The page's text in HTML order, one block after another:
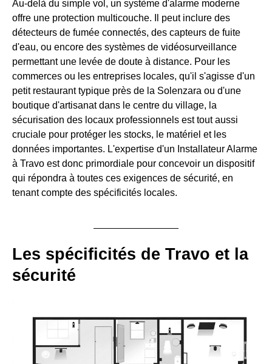
Au-delà du simple vol, un système d'alarme moderne
offre une protection multicouche. Il peut inclure des
détecteurs de fumée connectés, des capteurs de fuite
d'eau, ou encore des systèmes de vidéosurveillance
permettant une levée de doute à distance. Pour les
commerces ou les entreprises locales, qu'il s'agisse d'un
petit restaurant typique près de la Solenzara ou d'une
boutique d'artisanat dans le centre du village, la
sécurisation des locaux professionnels est tout aussi
cruciale pour protéger les stocks, le matériel et les
données importantes. L'expertise d'un Installateur Alarme
à Travo est donc primordiale pour concevoir un dispositif
qui répondra à toutes ces exigences de sécurité, en
tenant compte des spécificités locales.
Les spécificités de Travo et la
sécurité